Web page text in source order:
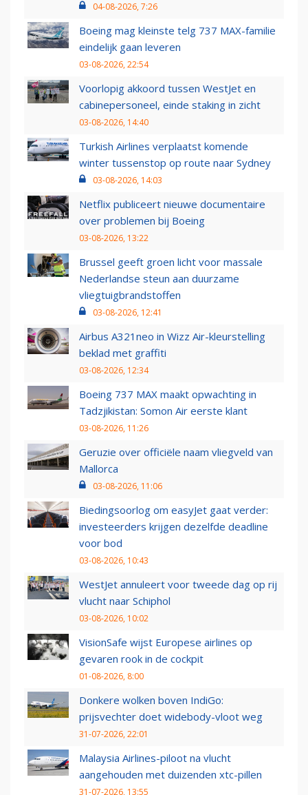
04-08-2026, 7:26
Boeing mag kleinste telg 737 MAX-familie
eindelijk gaan leveren
03-08-2026, 22:54
Voorlopig akkoord tussen WestJet en
cabinepersoneel, einde staking in zicht
03-08-2026, 14:40
Turkish Airlines verplaatst komende
winter tussenstop op route naar Sydney
03-08-2026, 14:03
Netflix publiceert nieuwe documentaire
over problemen bij Boeing
03-08-2026, 13:22
Brussel geeft groen licht voor massale
Nederlandse steun aan duurzame
vliegtuigbrandstoffen
03-08-2026, 12:41
Airbus A321neo in Wizz Air-kleurstelling
beklad met graffiti
03-08-2026, 12:34
Boeing 737 MAX maakt opwachting in
Tadzjikistan: Somon Air eerste klant
03-08-2026, 11:26
Geruzie over officiële naam vliegveld van
Mallorca
03-08-2026, 11:06
Biedingsoorlog om easyJet gaat verder:
investeerders krijgen dezelfde deadline
voor bod
03-08-2026, 10:43
WestJet annuleert voor tweede dag op rij
vlucht naar Schiphol
03-08-2026, 10:02
VisionSafe wijst Europese airlines op
gevaren rook in de cockpit
01-08-2026, 8:00
Donkere wolken boven IndiGo:
prijsvechter doet widebody-vloot weg
31-07-2026, 22:01
Malaysia Airlines-piloot na vlucht
aangehouden met duizenden xtc-pillen
31-07-2026, 13:55